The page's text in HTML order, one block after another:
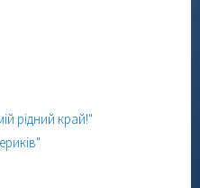
рідний край!"